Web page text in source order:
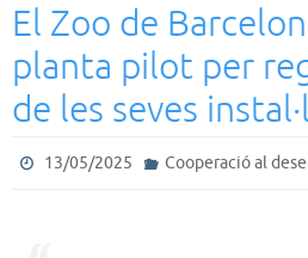
El Zoo de
planta pilot per
de les seves
13/05/2025 Cooperació al